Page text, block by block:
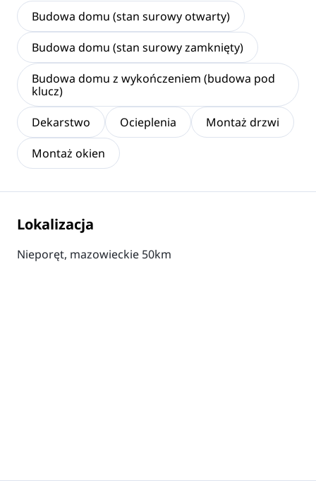
Budowa domu (stan surowy otwarty)
Budowa domu (stan surowy zamknięty)
Budowa domu z wykończeniem (budowa pod
klucz)
Dekarstwo
Ocieplenia
Montaż drzwi
Montaż okien
Lokalizacja
Nieporęt, mazowieckie 50km